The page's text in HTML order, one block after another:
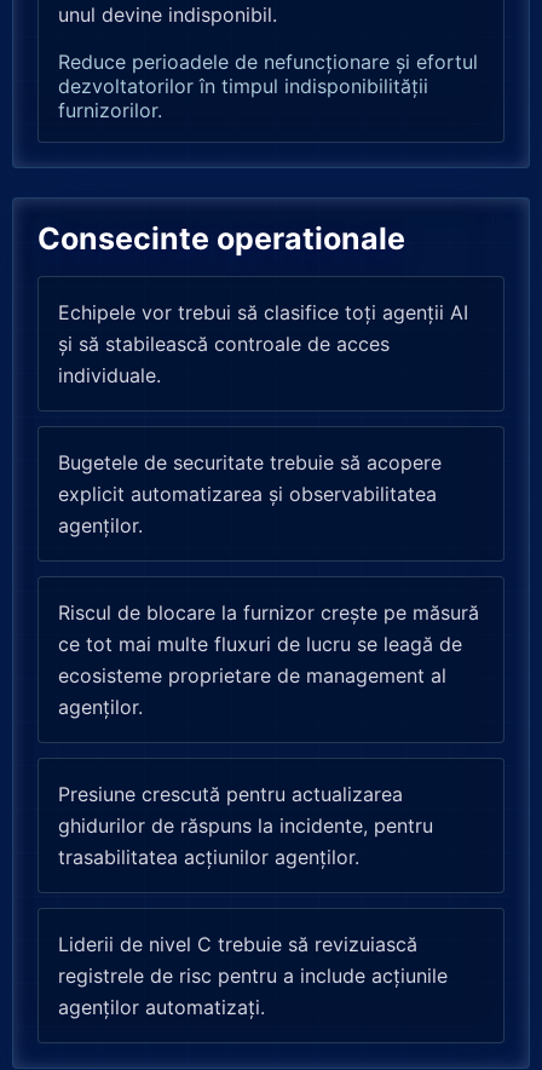
unul devine indisponibil.
Reduce perioadele de nefuncționare și efortul
dezvoltatorilor în timpul indisponibilității
furnizorilor.
Consecinte operationale
Echipele vor trebui să clasifice toți agenții AI
și să stabilească controale de acces
individuale.
Bugetele de securitate trebuie să acopere
explicit automatizarea și observabilitatea
agenților.
Riscul de blocare la furnizor crește pe măsură
ce tot mai multe fluxuri de lucru se leagă de
ecosisteme proprietare de management al
agenților.
Presiune crescută pentru actualizarea
ghidurilor de răspuns la incidente, pentru
trasabilitatea acțiunilor agenților.
Liderii de nivel C trebuie să revizuiască
registrele de risc pentru a include acțiunile
agenților automatizați.